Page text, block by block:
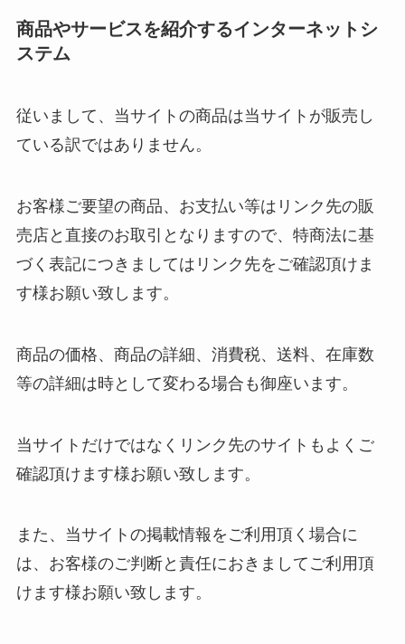
商品やサービスを紹介するインターネットシ
ステム
従いまして、当サイトの商品は当サイトが販売し
ている訳ではありません。
お客様ご要望の商品、お支払い等はリンク先の販
売店と直接のお取引となりますので、特商法に基
づく表記につきましてはリンク先をご確認頂けま
す様お願い致します。
商品の価格、商品の詳細、消費税、送料、在庫数
等の詳細は時として変わる場合も御座います。
当サイトだけではなくリンク先のサイトもよくご
確認頂けます様お願い致します。
また、当サイトの掲載情報をご利用頂く場合に
は、お客様のご判断と責任におきましてご利用頂
けます様お願い致します。